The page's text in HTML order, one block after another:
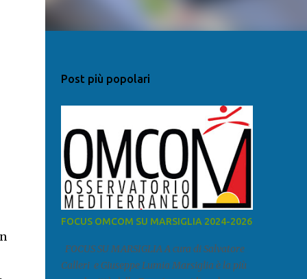
Post più popolari
FOCUS OMCOM SU MARSIGLIA 2024-2026
FOCUS SU MARSIGLIA A cura di Salvatore
Calleri e Giuseppe Lumia Marsiglia è la più